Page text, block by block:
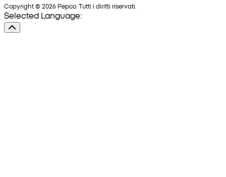
Copyright © 2026 Pepco. Tutti i diritti riservati.
Selected Language: